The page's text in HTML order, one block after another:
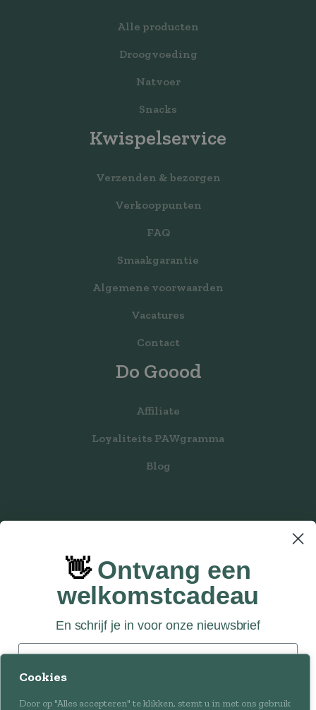
Cookies
Door op "Alles accepteren" te klikken, stemt u in met ons gebruik
Alle producten
Droogvoeding
Natvoer
Snacks
Kwispelservice
Verzenden & bezorgen
Verkooppunten
FAQ
Smaakgarantie
Algemene voorwaarden
Vacatures
Contact
Do Goood
Affiliate
Loyaliteits PAWgramma
Blog
Privacy Statement
Disclaimer
👋Ontvang een
welkomstcadeau
En schrijf je in voor onze nieuwsbrief
Email